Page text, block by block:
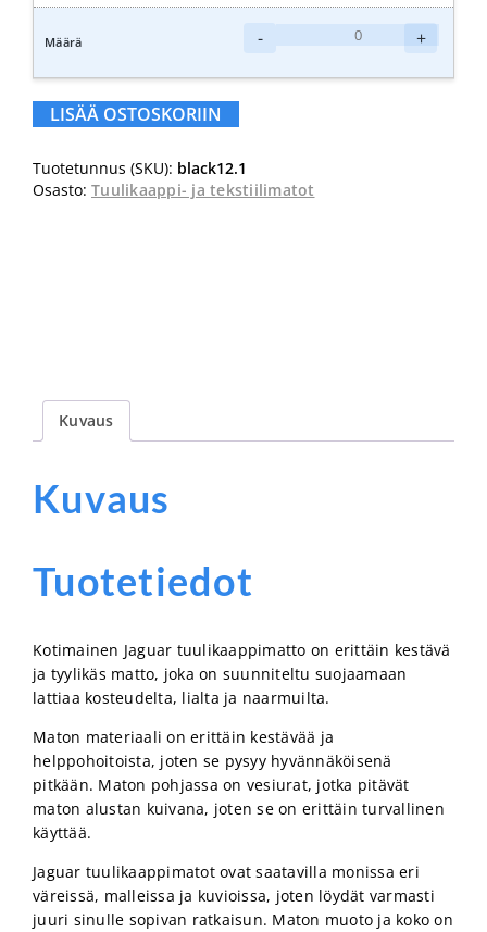
-
grafiitti
+
LISÄÄ OSTOSKORIIN
Tuotetunnus (SKU): black12.1
Osasto: Tuulikaappi- ja tekstiilimatot
Kuvaus
Kuvaus
Tuotetiedot
Kotimainen Jaguar tuulikaappimatto on erittäin kestävä
ja tyylikäs matto, joka on suunniteltu suojaamaan
lattiaa kosteudelta, lialta ja naarmuilta.
Maton materiaali on erittäin kestävää ja
helppohoitoista, joten se pysyy hyvännäköisenä
pitkään. Maton pohjassa on vesiurat, jotka pitävät
maton alustan kuivana, joten se on erittäin turvallinen
käyttää.
Jaguar tuulikaappimatot ovat saatavilla monissa eri
väreissä, malleissa ja kuvioissa, joten löydät varmasti
juuri sinulle sopivan ratkaisun. Maton muoto ja koko on